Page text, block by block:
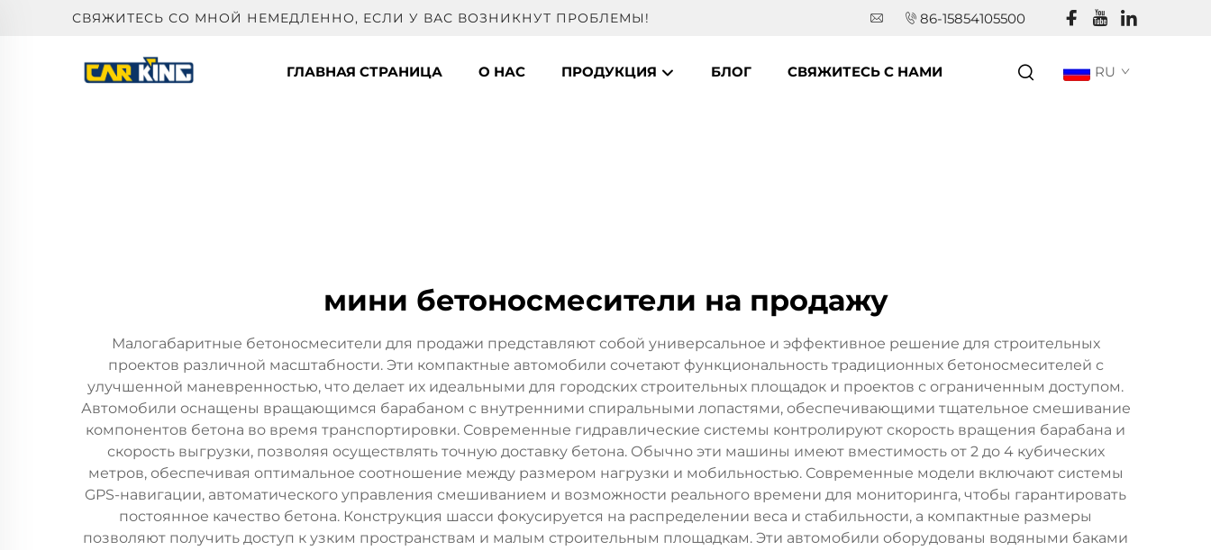
СВЯЖИТЕСЬ СО МНОЙ НЕМЕДЛЕННО, ЕСЛИ У ВАС ВОЗНИКНУТ ПРОБЛЕМЫ! 86-15854105500
ГЛАВНАЯ СТРАНИЦА О НАС ПРОДУКЦИЯ БЛОГ СВЯЖИТЕСЬ С НАМИ RU
мини бетоносмесители на продажу
Малогабаритные бетоносмесители для продажи представляют собой универсальное и эффективное решение для строительных
проектов различной масштабности. Эти компактные автомобили сочетают функциональность традиционных бетоносмесителей с
улучшенной маневренностью, что делает их идеальными для городских строительных площадок и проектов с ограниченным доступом.
Автомобили оснащены вращающимся барабаном с внутренними спиральными лопастями, обеспечивающими тщательное смешивание
компонентов бетона во время транспортировки. Современные гидравлические системы контролируют скорость вращения барабана и
скорость выгрузки, позволяя осуществлять точную доставку бетона. Обычно эти машины имеют вместимость от 2 до 4 кубических
метров, обеспечивая оптимальное соотношение между размером нагрузки и мобильностью. Современные модели включают системы
GPS-навигации, автоматического управления смешиванием и возможности реального времени для мониторинга, чтобы гарантировать
постоянное качество бетона. Конструкция шасси фокусируется на распределении веса и стабильности, а компактные размеры
позволяют получить доступ к узким пространствам и малым строительным площадкам. Эти автомобили оборудованы водяными баками